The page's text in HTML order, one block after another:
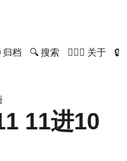
档 🔍 搜索 🙋🏻‍♂️ 关于 🔒
11进10